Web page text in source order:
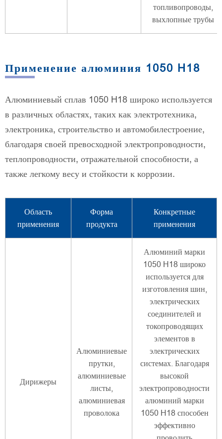
топливопроводы,
выхлопные трубы
Применение алюминия 1050 H18
Алюминиевый сплав 1050 H18 широко используется
в различных областях, таких как электротехника,
электроника, строительство и автомобилестроение,
благодаря своей превосходной электропроводности,
теплопроводности, отражательной способности, а
также легкому весу и стойкости к коррозии.
Область
применения
Форма
продукта
Конкретные
применения
Дирижеры
Алюминиевые
прутки,
алюминиевые
листы,
алюминиевая
проволока
Алюминий марки
1050 H18 широко
используется для
изготовления шин,
электрических
соединителей и
токопроводящих
элементов в
электрических
системах. Благодаря
высокой
электропроводности
алюминий марки
1050 H18 способен
эффективно